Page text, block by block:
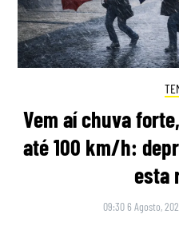
Vem aí chuva
até 100 km/h:
esta
09:30 6 Agosto,